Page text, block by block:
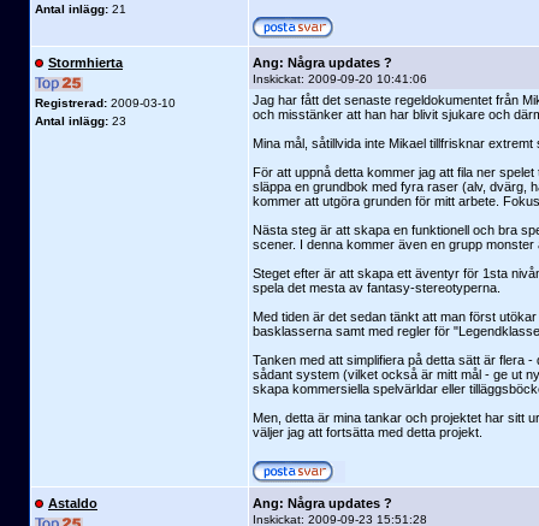
Antal inlägg: 21
Stormhierta
Registrerad: 2009-03-10
Antal inlägg: 23
Ang: Några updates ?
Inskickat: 2009-09-20 10:41:06
Jag har fått det senaste regeldokumentet från
och misstänker att han har blivit sjukare och
Mina mål, såtillvida inte Mikael tillfrisknar
För att uppnå detta kommer jag att fila ner
släppa en grundbok med fyra raser (alv, dvärg,
kommer att utgöra grunden för mitt arbete.
Nästa steg är att skapa en funktionell och bra
scener. I denna kommer även en grupp
Steget efter är att skapa ett äventyr för 1sta
spela det mesta av fantasy-stereotyperna.
Med tiden är det sedan tänkt att man först
basklasserna samt med regler för
Tanken med att simplifiera på detta sätt är flera
sådant system (vilket också är mitt mål - ge ut
skapa kommersiella spelvärldar eller
Men, detta är mina tankar och projektet har sitt
väljer jag att fortsätta med detta projekt.
Astaldo Ang: Några updates ?
Inskickat: 2009-09-23 15:51:28